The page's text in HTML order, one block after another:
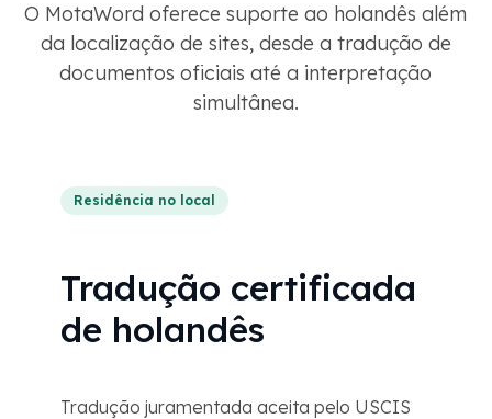
O MotaWord oferece suporte ao holandês além
da localização de sites, desde a tradução de
documentos oficiais até a interpretação
simultânea.
Residência no local
Tradução certificada
de holandês
Tradução juramentada aceita pelo USCIS